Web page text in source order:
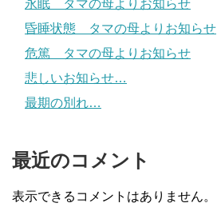
永眠 タマの母よりお知らせ
昏睡状態 タマの母よりお知らせ
危篤 タマの母よりお知らせ
悲しいお知らせ…
最期の別れ…
最近のコメント
表示できるコメントはありません。